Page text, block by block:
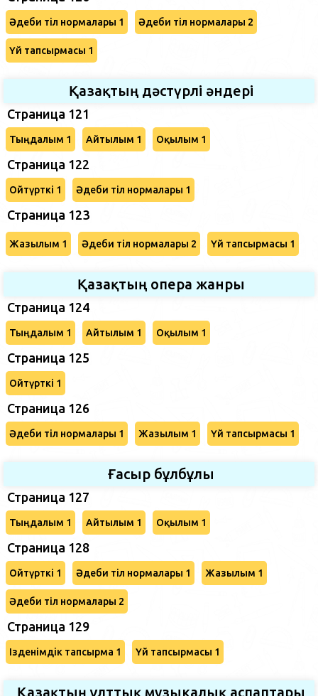
Әдеби тіл нормалары 1 Әдеби тіл нормалары 2
Үй тапсырмасы 1
Қазақтың дәстүрлі әндері
Страница 121
Тыңдалым 1 Айтылым 1 Оқылым 1
Страница 122
Ойтүрткі 1 Әдеби тіл нормалары 1
Страница 123
Жазылым 1 Әдеби тіл нормалары 2 Үй тапсырмасы 1
Қазақтың опера жанры
Страница 124
Тыңдалым 1 Айтылым 1 Оқылым 1
Страница 125
Ойтүрткі 1
Страница 126
Әдеби тіл нормалары 1 Жазылым 1 Үй тапсырмасы 1
Ғасыр бұлбұлы
Страница 127
Тыңдалым 1 Айтылым 1 Оқылым 1
Страница 128
Ойтүрткі 1 Әдеби тіл нормалары 1 Жазылым 1
Әдеби тіл нормалары 2
Страница 129
Ізденімдік тапсырма 1 Үй тапсырмасы 1
Қазақтың ұлттық музыкалық аспаптары